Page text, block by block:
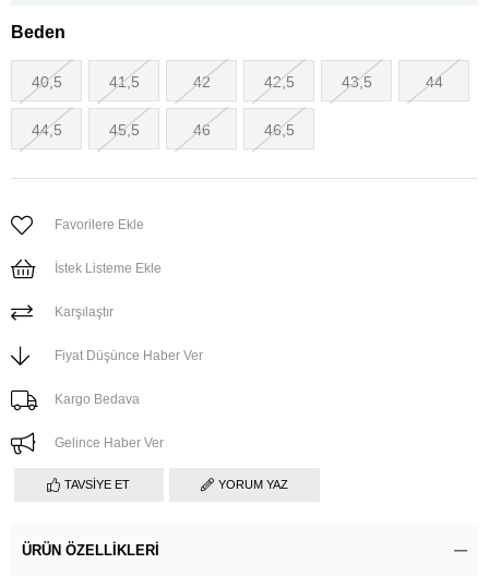
Beden
40,5 41,5 42 42,5 43,5 44
44,5 45,5 46 46,5
Favorilere Ekle
İstek Listeme Ekle
Karşılaştır
Fiyat Düşünce Haber Ver
Kargo Bedava
Gelince Haber Ver
TAVSIYE ET YORUM YAZ
ÜRÜN ÖZELLIKLERI